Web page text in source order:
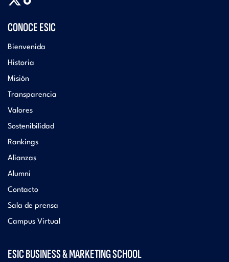
CONOCE ESIC
Bienvenida
Historia
Misión
Transparencia
Valores
Sostenibilidad
Rankings
Alianzas
Alumni
Contacto
Sala de prensa
Campus Virtual
ESIC BUSINESS & MARKETING SCHOOL